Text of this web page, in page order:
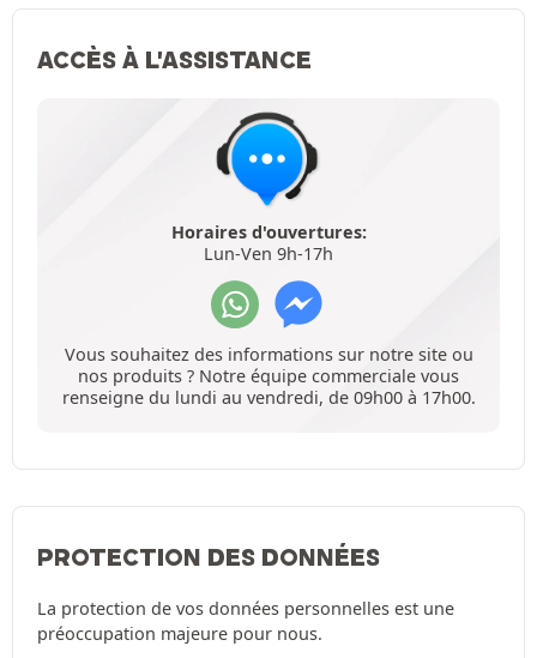
ACCÈS À L'ASSISTANCE
Horaires d'ouvertures:
Lun-Ven 9h-17h
Vous souhaitez des informations sur notre site ou
nos produits ? Notre équipe commerciale vous
renseigne du lundi au vendredi, de 09h00 à 17h00.
PROTECTION DES DONNÉES
La protection de vos données personnelles est une
préoccupation majeure pour nous.